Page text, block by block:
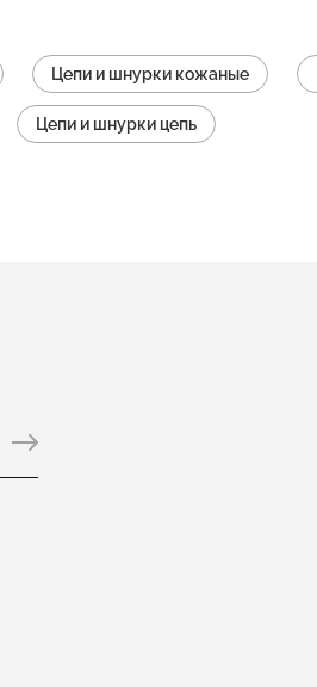
Цепи и шнурки кожаные
Цепи и шнурки цепь